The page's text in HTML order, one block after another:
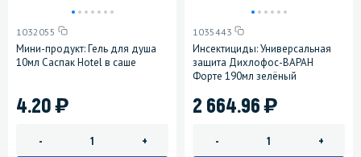
1032055
Мини-продукт: Гель для душа
10мл Саспак Hotel в саше
4.20)
- +
1035443
Инсектициды: Универсальная
защита Дихлофос-ВАРАН
Форте 190мл зелёный
2 664.96)
- +